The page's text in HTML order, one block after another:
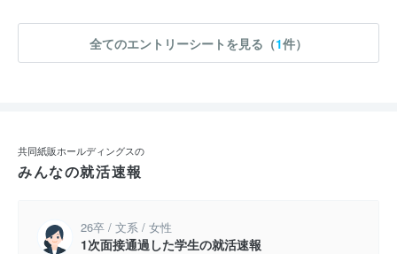
全てのエントリーシートを見る（1件）
共同紙販ホールディングスの
みんなの就活速報
26卒 / 文系 / 女性
1次面接通過した学生の就活速報